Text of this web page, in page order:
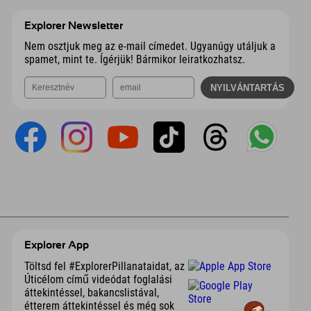
Explorer Newsletter
Nem osztjuk meg az e-mail címedet. Ugyanúgy utáljuk a
spamet, mint te. Ígérjük! Bármikor leiratkozhatsz.
Explorer App
Töltsd fel #ExplorerPillanataidat, az
Úticélom című videódat foglalási
áttekintéssel, bakancslistával,
étterem áttekintéssel és még sok